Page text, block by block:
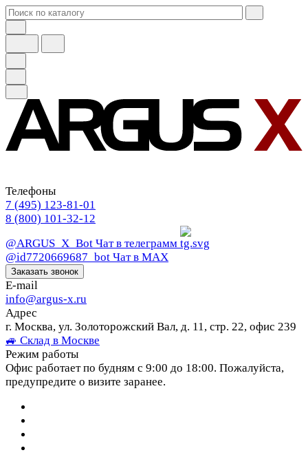
Телефоны
7 (495) 123-81-01
8 (800) 101-32-12
@ARGUS_X_Bot Чат в телеграмм
@id7720669687_bot Чат в МАХ
Заказать звонок
E-mail
info@argus-x.ru
Адрес
г. Москва, ул. Золоторожский Вал, д. 11, стр. 22, офис 239
🚙 Склад в Москве
Режим работы
Офис работает по будням с 9:00 до 18:00. Пожалуйста,
предупредите о визите заранее.